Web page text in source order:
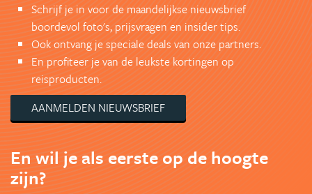
Schrijf je in voor de maandelijkse nieuwsbrief
boordevol foto's, prijsvragen en insider tips.
Ook ontvang je speciale deals van onze partners.
En profiteer je van de leukste kortingen op
reisproducten.
AANMELDEN NIEUWSBRIEF
En wil je als eerste op de hoogte
zijn?